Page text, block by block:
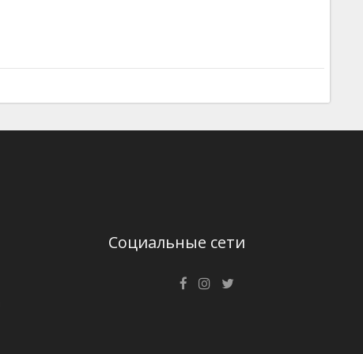
Социальные сети